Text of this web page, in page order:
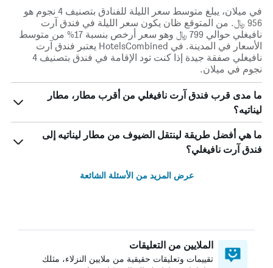
في ميلان، يبلغ متوسط ​​سعر الليلة للفنادق بتصنيف 4 نجوم هو
956 ﷼. من المتوقع ظان يكون سعر الليلة في فندق آرت
نافيغلي حوالي 799 ﷼ وهو سعر أرخص بنسبة 17% من متوسط
الأسعار في المدينة. في HotelsCombined يعتبر فندق آرت
نافيغلي صفقة جيدة إذا كنت تود الإقامة في فندق بتصنيف 4
نجوم في ميلان.
ما مدى قرب فندق آرت نافيغلي من أقرب مطار، مطار
ليناتيه؟
ما هي أفضل طريقة لينتقل الضيوف من مطار ليناتيه إلى
فندق آرت نافيغلي؟
عرض المزيد من الأسئلة الشائعة
الملايين من التعليقات
تقييمات وتعليقات حقيقية من ملايين النزلاء، مثلك